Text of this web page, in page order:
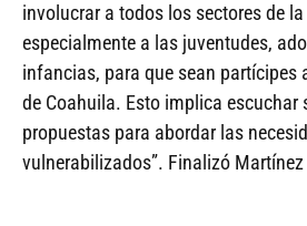
involucrar a todos los sectores de
especialmente a las juventudes,
infancias, para que sean partícipes
de Coahuila. Esto implica escuchar
propuestas para abordar las
vulnerabilizados”. Finalizó